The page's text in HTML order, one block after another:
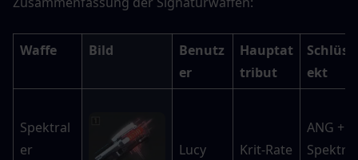
Waffe Bild
Benutz
er
Hauptat
tribut
ekt
Spektral
er
Lucy Krit-Rate
ANG +
Spektro-